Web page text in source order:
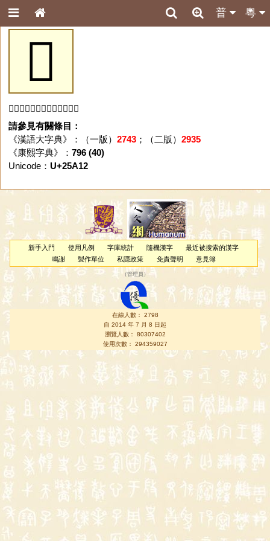
粵
普
𥨒
「𥨒」字未收錄於本資料庫。
請參見有關條目：
《漢語大字典》：（一版） 2743；（二版） 2935
《康熙字典》： 796 (40)
Unicode： U+25A12
新手入門 使用凡例 字庫統計 隨機漢字
最近被搜索的漢字
鳴謝
製作單位 私隱政策 免責聲明 意見簿
（管理員 ）
在線人數： 2798
自 2014 年 7 月 8 日起
瀏覽人數： 80307402
使用次數： 294359027